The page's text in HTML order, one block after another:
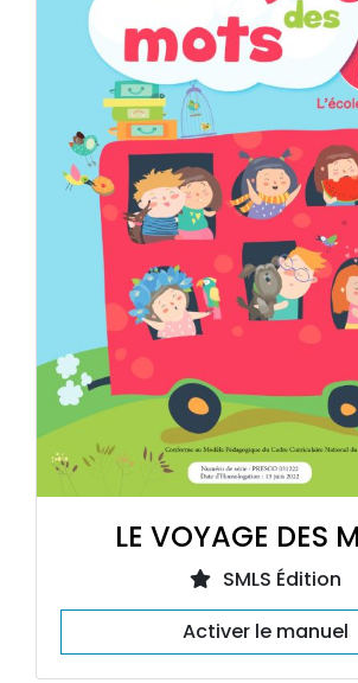
LE VOYAGE DES
SMLS Édition
Activer le manuel